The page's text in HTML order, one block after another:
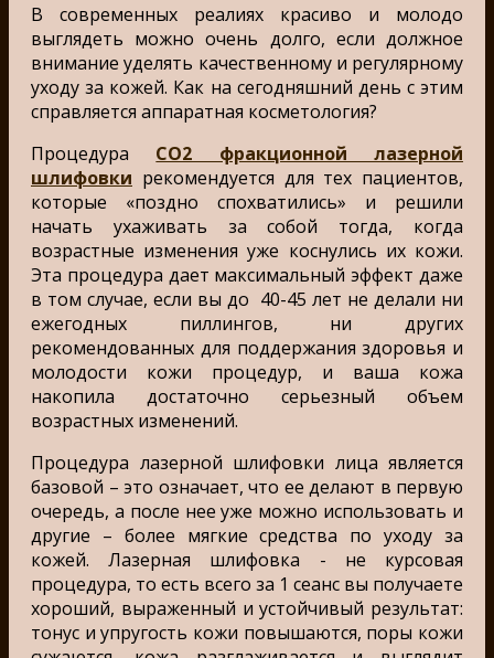
В современных реалиях красиво и молодо
выглядеть можно очень долго, если должное
внимание уделять качественному и регулярному
уходу за кожей. Как на сегодняшний день с этим
справляется аппаратная косметология?
Процедура CO2 фракционной лазерной
шлифовки рекомендуется для тех пациентов,
которые «поздно спохватились» и решили
начать ухаживать за собой тогда, когда
возрастные изменения уже коснулись их кожи.
Эта процедура дает максимальный эффект даже
в том случае, если вы до 40-45 лет не делали ни
ежегодных пиллингов, ни других
рекомендованных для поддержания здоровья и
молодости кожи процедур, и ваша кожа
накопила достаточно серьезный объем
возрастных изменений.
Процедура лазерной шлифовки лица является
базовой – это означает, что ее делают в первую
очередь, а после нее уже можно использовать и
другие – более мягкие средства по уходу за
кожей. Лазерная шлифовка - не курсовая
процедура, то есть всего за 1 сеанс вы получаете
хороший, выраженный и устойчивый результат:
тонус и упругость кожи повышаются, поры кожи